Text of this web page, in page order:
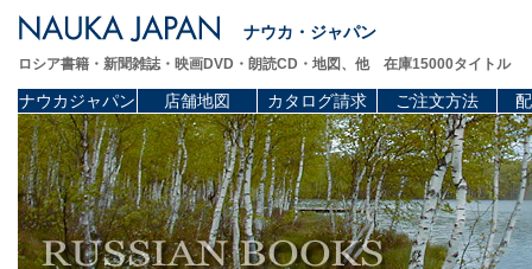
ナウカ・ジャパン
ロシア書籍・新聞雑誌・映画DVD・朗読CD・地図、他 在庫15000タイトル
ナウカジャパン 店舗地図 カタログ請求 ご注文方法